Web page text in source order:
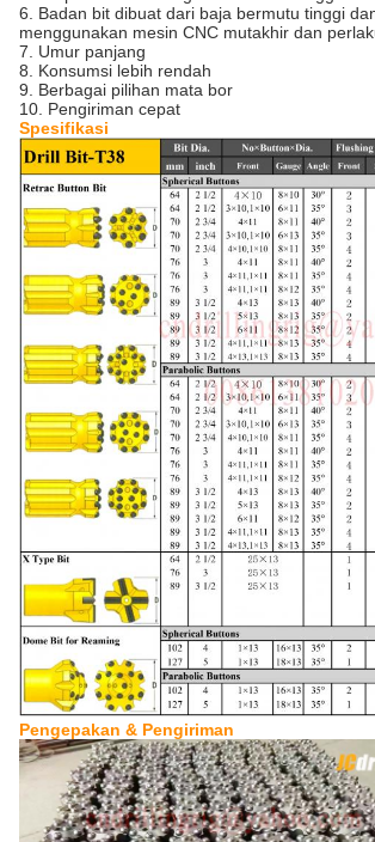
6. Badan bit dibuat dari baja bermutu tinggi
menggunakan mesin CNC mutakhir dan
7. Umur panjang
8. Konsumsi lebih rendah
9. Berbagai pilihan mata bor
10. Pengiriman cepat
Spesifikasi
Pengepakan & Pengiriman